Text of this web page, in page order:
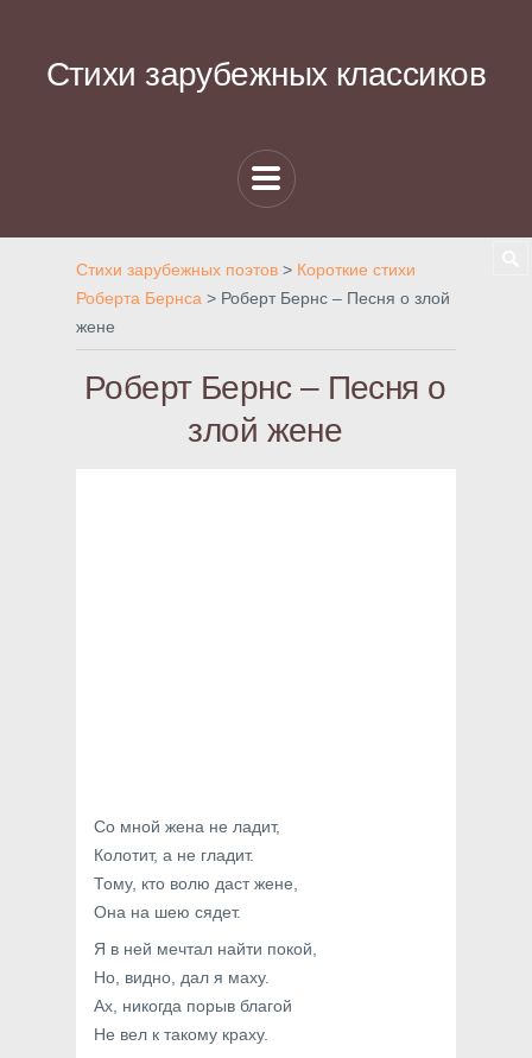
Стихи зарубежных классиков
Стихи зарубежных поэтов > Короткие стихи
Роберта Бернса > Роберт Бернс – Песня о злой
жене
Роберт Бернс – Песня о
злой жене
Со мной жена не ладит,
Колотит, а не гладит.
Тому, кто волю даст жене,
Она на шею сядет.
Я в ней мечтал найти покой,
Но, видно, дал я маху.
Ах, никогда порыв благой
Не вел к такому краху.